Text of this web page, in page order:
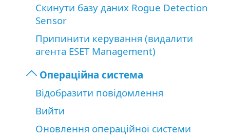
Скинути базу даних Rogue Detection
Sensor
Припинити керування (видалити
агента ESET Management)
Операційна система
Відобразити повідомлення
Вийти
Оновлення операційної системи